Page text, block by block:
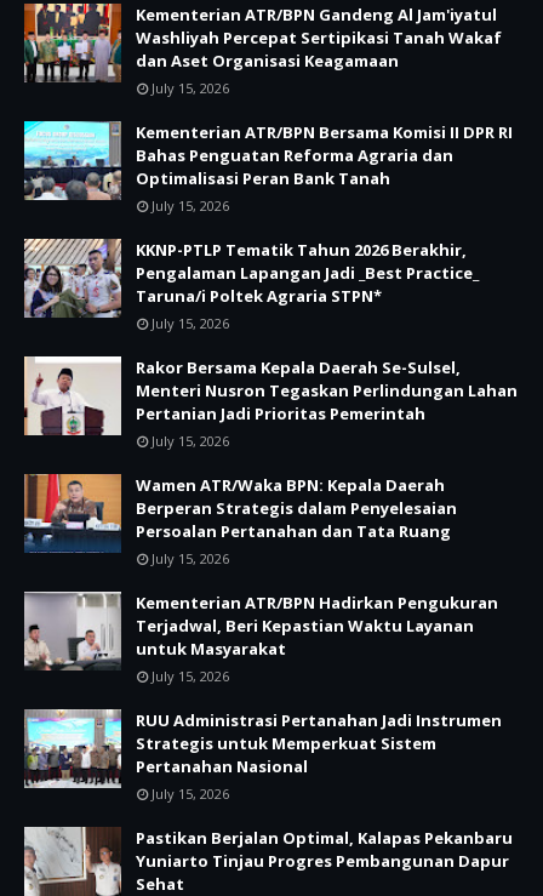
Kementerian ATR/BPN Gandeng Al Jam'iyatul
Washliyah Percepat Sertipikasi Tanah Wakaf
dan Aset Organisasi Keagamaan
July 15, 2026
Kementerian ATR/BPN Bersama Komisi II DPR RI
Bahas Penguatan Reforma Agraria dan
Optimalisasi Peran Bank Tanah
July 15, 2026
KKNP-PTLP Tematik Tahun 2026 Berakhir,
Pengalaman Lapangan Jadi _Best Practice_
Taruna/i Poltek Agraria STPN*
July 15, 2026
Rakor Bersama Kepala Daerah Se-Sulsel,
Menteri Nusron Tegaskan Perlindungan Lahan
Pertanian Jadi Prioritas Pemerintah
July 15, 2026
Wamen ATR/Waka BPN: Kepala Daerah
Berperan Strategis dalam Penyelesaian
Persoalan Pertanahan dan Tata Ruang
July 15, 2026
Kementerian ATR/BPN Hadirkan Pengukuran
Terjadwal, Beri Kepastian Waktu Layanan
untuk Masyarakat
July 15, 2026
RUU Administrasi Pertanahan Jadi Instrumen
Strategis untuk Memperkuat Sistem
Pertanahan Nasional
July 15, 2026
Pastikan Berjalan Optimal, Kalapas Pekanbaru
Yuniarto Tinjau Progres Pembangunan Dapur
Sehat